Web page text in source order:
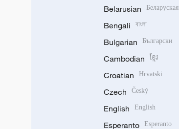
Belarusian Беларуская
Bengali বাংলা
Bulgarian Български
Cambodian ខ្មែរ
Croatian Hrvatski
Czech Český
English English
Esperanto Esperanto